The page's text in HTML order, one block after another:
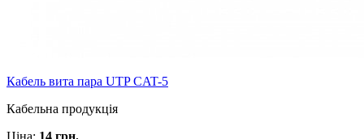
Кабель вита пара UTP CAT-5
Кабельна продукція
Ціна: 14 грн.